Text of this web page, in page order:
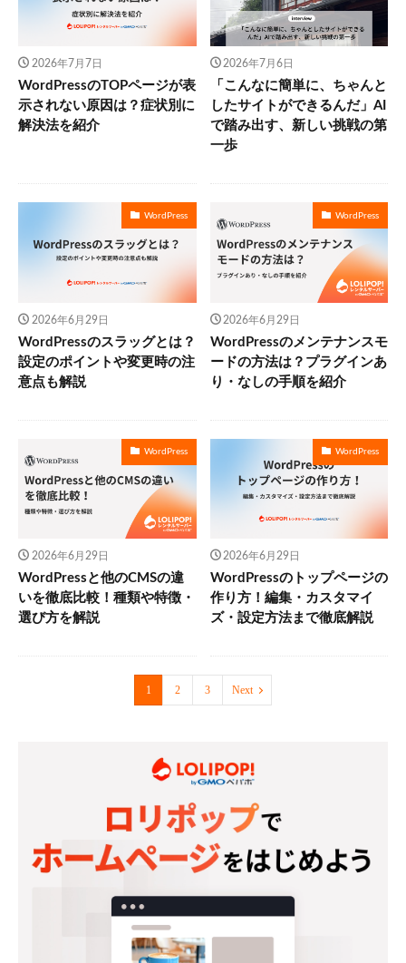
2026年7月7日
WordPressのTOPページが表
示されない原因は？症状別に
解決法を紹介
2026年7月6日
「こんなに簡単に、ちゃんと
したサイトができるんだ」AI
で踏み出す、新しい挑戦の第
一歩
WordPress
2026年6月29日
WordPressのスラッグとは？
設定のポイントや変更時の注
意点も解説
WordPress
2026年6月29日
WordPressのメンテナンスモ
ードの方法は？プラグインあ
り・なしの手順を紹介
WordPress
2026年6月29日
WordPressと他のCMSの違
いを徹底比較！種類や特徴・
選び方を解説
WordPress
2026年6月29日
WordPressのトップページの
作り方！編集・カスタマイ
ズ・設定方法まで徹底解説
1 2 3 Next